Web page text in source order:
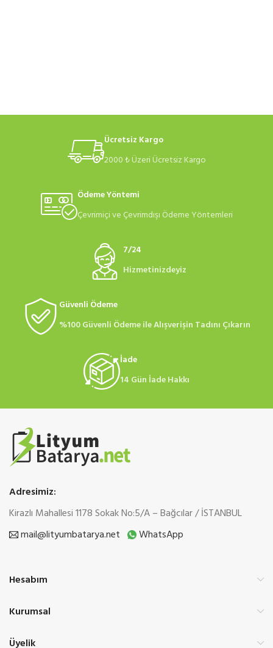
Ücretsiz Kargo
2000 ₺ Üzeri Ücretsiz Kargo
Ödeme Yöntemi
Çevrimiçi ve Çevrimdışı Ödeme Yöntemleri
7/24
Hizmetinizdeyiz
Güvenli Ödeme
%100 Güvenli Ödeme ile Alışverişin Tadını Çıkarın
İade
14 Gün İade Hakkı
Adresimiz:
Kirazlı Mahallesi 1178 Sokak No:5/A – Bağcılar / İSTANBUL
mail@lityumbatarya.net
WhatsApp
Hesabım
Kurumsal
Üyelik